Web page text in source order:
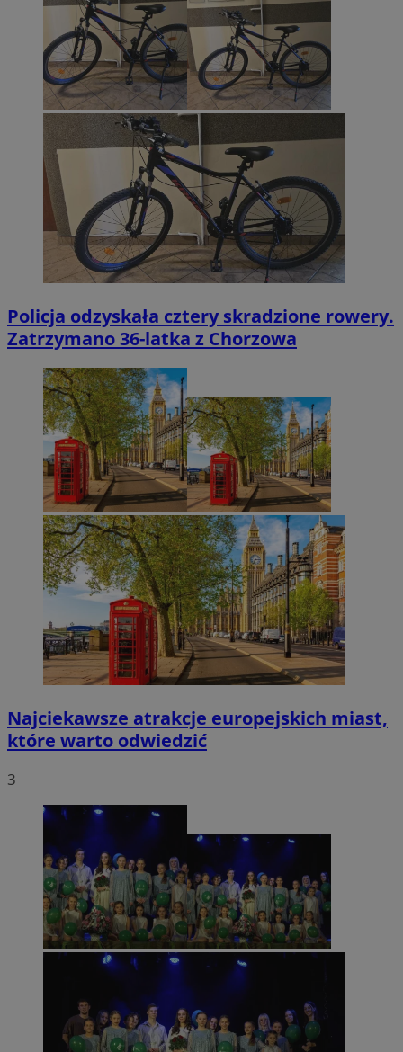
Policja odzyskała cztery skradzione rowery.
Zatrzymano 36-latka z Chorzowa
Najciekawsze atrakcje europejskich miast,
które warto odwiedzić
3